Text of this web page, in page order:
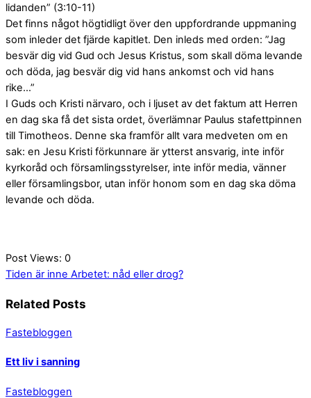
lidanden” (3:10-11)
Det finns något högtidligt över den uppfordrande uppmaning
som inleder det fjärde kapitlet. Den inleds med orden: ”Jag
besvär dig vid Gud och Jesus Kristus, som skall döma levande
och döda, jag besvär dig vid hans ankomst och vid hans
rike…”
I Guds och Kristi närvaro, och i ljuset av det faktum att Herren
en dag ska få det sista ordet, överlämnar Paulus stafettpinnen
till Timotheos. Denne ska framför allt vara medveten om en
sak: en Jesu Kristi förkunnare är ytterst ansvarig, inte inför
kyrkoråd och församlingsstyrelser, inte inför media, vänner
eller församlingsbor, utan inför honom som en dag ska döma
levande och döda.
Post Views: 0
Tiden är inne Arbetet: nåd eller drog?
Related Posts
Fastebloggen
Ett liv i sanning
Fastebloggen